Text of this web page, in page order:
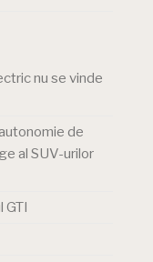
nu se vinde
de
al SUV-urilor